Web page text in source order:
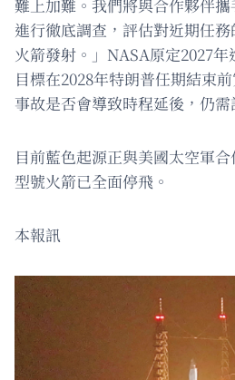
難上加難。我們將與合作夥伴
進行徹底調查，評估對近期任
火箭發射。」NASA原定2027年
目標在2028年特朗普任期結束
事故是否會導致時程延後，仍需
目前藍色起源正與美國太空軍
型號火箭已全面停飛。
本報訊